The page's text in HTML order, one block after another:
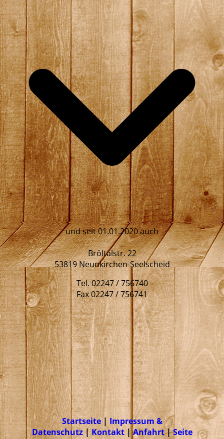
und seit 01.01.2020 auch
Bröltalstr. 22
53819 Neunkirchen-Seelscheid
Tel. 02247 / 756740
Fax 02247 / 756741
Startseite| Impressum &
Datenschutz| Kontakt|Anfahrt|Seite